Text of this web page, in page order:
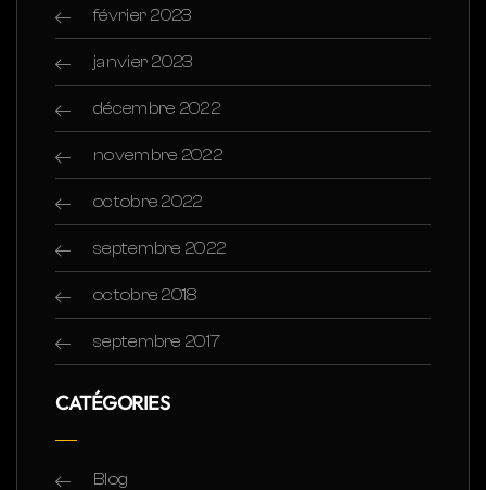
février 2023
janvier 2023
décembre 2022
novembre 2022
octobre 2022
septembre 2022
octobre 2018
septembre 2017
CATÉGORIES
Blog